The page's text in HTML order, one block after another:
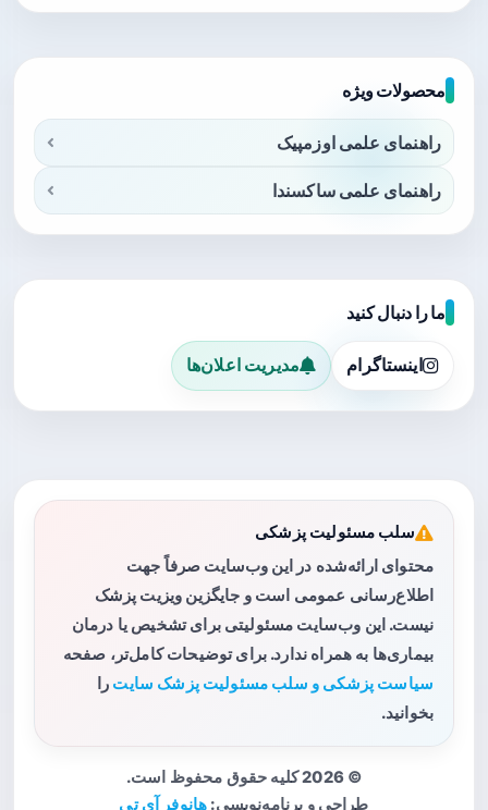
محصولات ویژه
راهنمای علمی اوزمپیک
راهنمای علمی ساکسندا
ما را دنبال کنید
اینستاگرام مدیریت اعلان‌ها
سلب مسئولیت پزشکی
محتوای ارائه‌شده در این وب‌سایت صرفاً جهت
اطلاع‌رسانی عمومی است و جایگزین ویزیت پزشک
نیست. این وب‌سایت مسئولیتی برای تشخیص یا درمان
بیماری‌ها به همراه ندارد. برای توضیحات کامل‌تر، صفحه
سیاست پزشکی و سلب مسئولیت پزشک سایت را
بخوانید.
© 2026 کلیه حقوق محفوظ است.
طراحی و برنامه‌نویسی: هانوفر آی تی